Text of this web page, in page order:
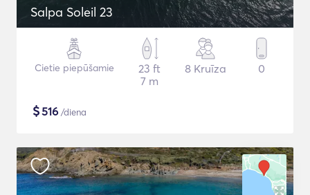
Salpa Soleil 23
Cietie piepūšamie
23 ft
7 m
8 Kruīza 0
$516 /diena